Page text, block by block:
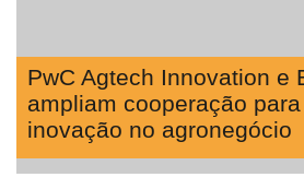
PwC Agtech Innovation e
ampliam cooperação
inovação no agronegócio